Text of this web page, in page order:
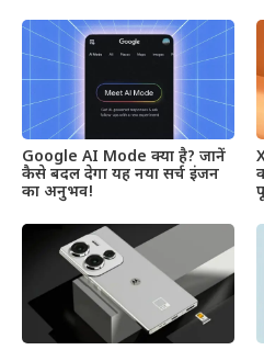
Google AI Mode क्या है? जानें
कैसे बदल देगा यह नया सर्च इंजन
का अनुभव!